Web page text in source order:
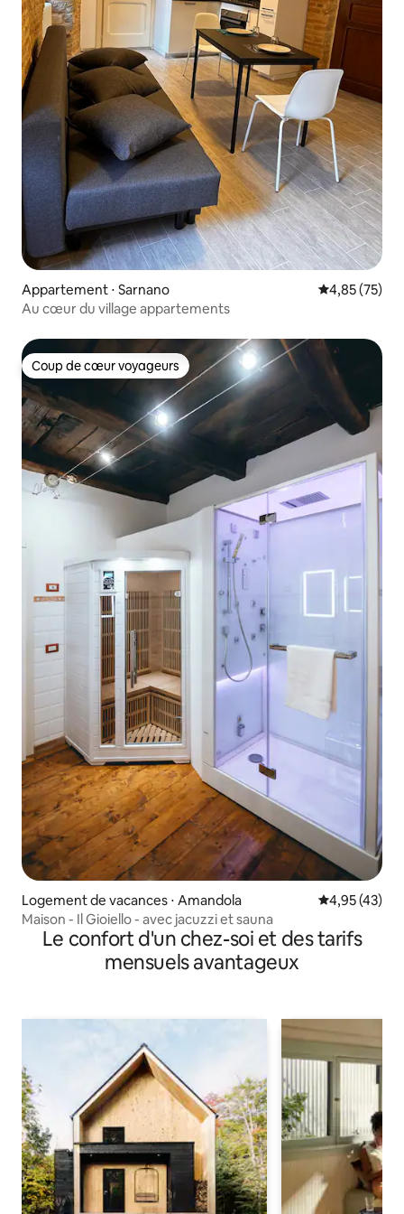
Appartement ⋅ Sarnano Évaluation
4,85 (75)
Au cœur du village appartements
Coup de cœur voyageurs
Coup de cœur voyageurs
Logement de vacances ⋅ Amandola Évaluation
4,95 (43)
Maison - Il Gioiello - avec jacuzzi et sauna
Le confort d'un chez-soi et des tarifs
mensuels avantageux